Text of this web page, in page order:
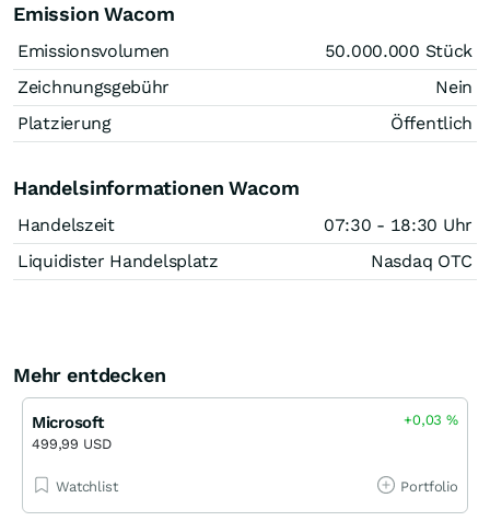
Emission Wacom
Emissionsvolumen 50.000.000 Stück
Zeichnungsgebühr
Nein
Platzierung
Öffentlich
Handelsinformationen Wacom
Handelszeit
07:30 - 18:30 Uhr
Liquidister Handelsplatz
Nasdaq OTC
Mehr entdecken
Microsoft
499,99 USD
+0,03%
Watchlist Portfolio